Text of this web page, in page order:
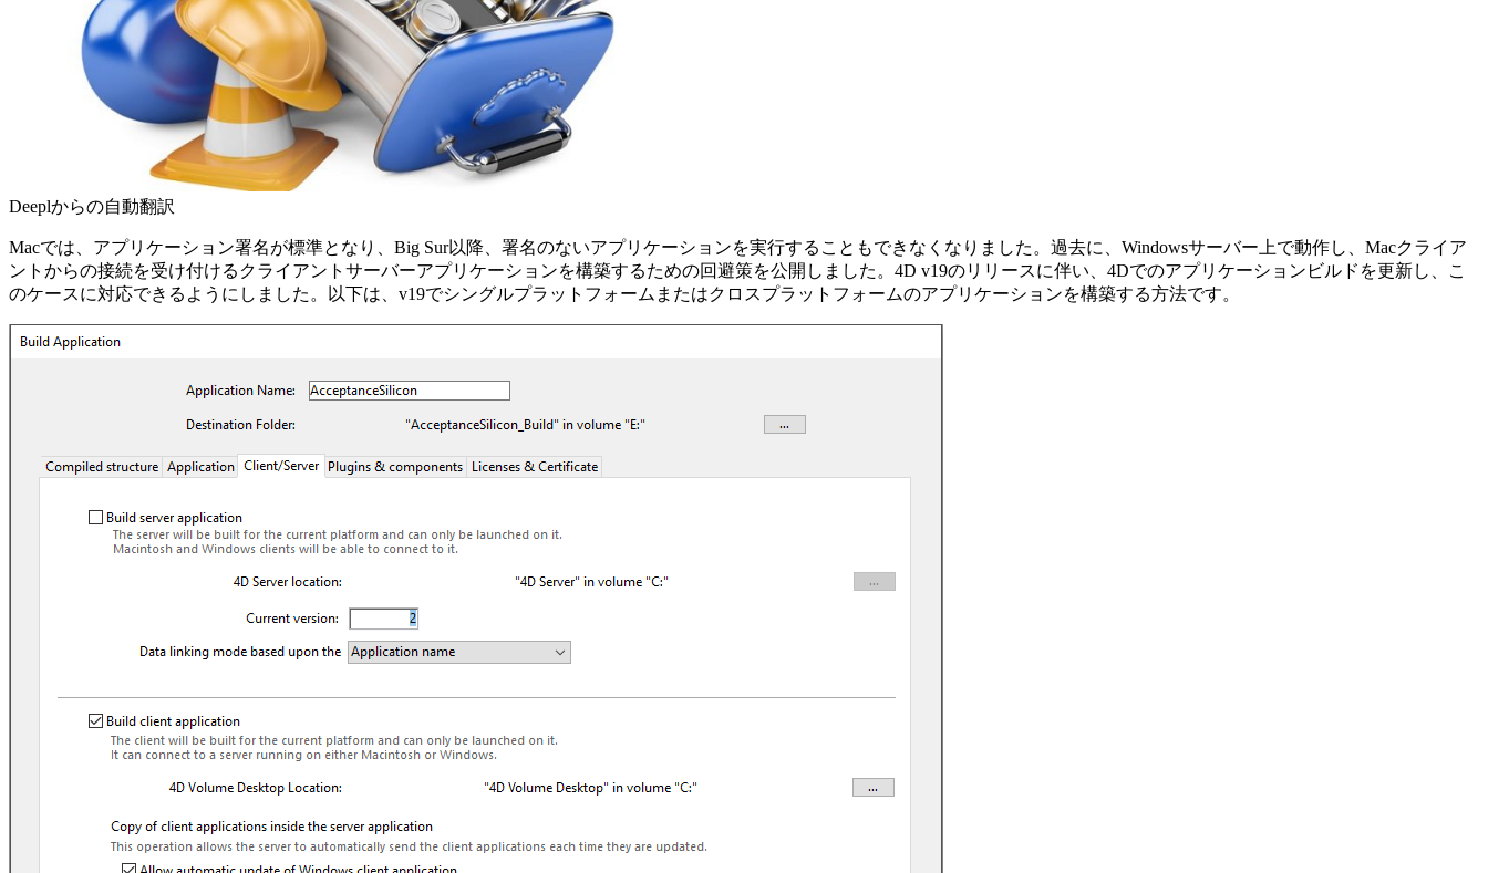
Deeplからの自動翻訳
Macでは、アプリケーション署名が標準となり、Big Sur以降、署名のないアプリケーションを実行することもできなくなりました。過去に、Windowsサーバー上で動作し、Macクライア
ントからの接続を受け付けるクライアントサーバーアプリケーションを構築するための回避策を公開しました。4D v19のリリースに伴い、4Dでのアプリケーションビルドを更新し、こ
のケースに対応できるようにしました。以下は、v19でシングルプラットフォームまたはクロスプラットフォームのアプリケーションを構築する方法です。